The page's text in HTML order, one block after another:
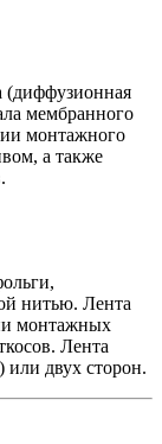
(диффузионная
мембранного
монтажного
а также
нитью. Лента
монтажных
Лента
или двух сторон.